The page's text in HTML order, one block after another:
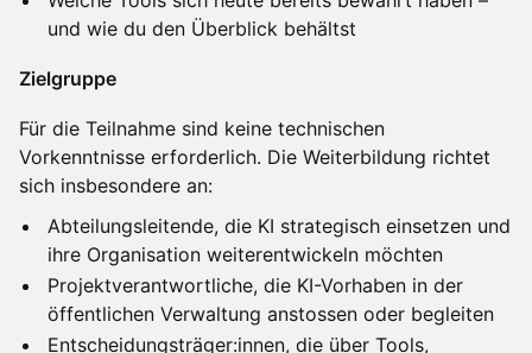
und wie du den Überblick behältst
Zielgruppe
Für die Teilnahme sind keine technischen
Vorkenntnisse erforderlich. Die Weiterbildung richtet
sich insbesondere an:
Abteilungsleitende, die KI strategisch einsetzen und
ihre Organisation weiterentwickeln möchten
Projektverantwortliche, die KI-Vorhaben in der
öffentlichen Verwaltung anstossen oder begleiten
Entscheidungsträger:innen, die über Tools,